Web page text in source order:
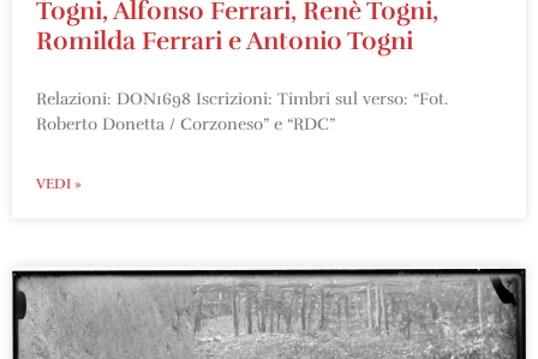
Togni, Alfonso Ferrari, Renè Togni,
Romilda Ferrari e Antonio Togni
Relazioni: DON1698 Iscrizioni: Timbri sul verso: “Fot.
Roberto Donetta / Corzoneso” e “RDC”
VEDI »